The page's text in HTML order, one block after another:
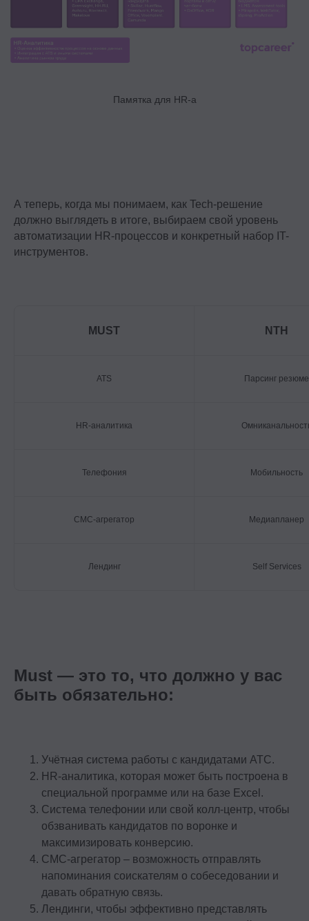
Памятка для HR-a
А теперь, когда мы понимаем, как Tech-решение
должно выглядеть в итоге, выбираем свой уровень
автоматизации HR-процессов и конкретный набор IT-
инструментов.
MUST NTH
ATS Парсинг резюме
HR-аналитика
Телефония Мобильность
СМС-агрегатор Медиапланер
Лендинг Self Services
Must — это то, что должно у вас
быть обязательно:
Учётная система работы с кандидатами АТС.
HR-аналитика, которая может быть построена в
специальной программе или на базе Excel.
Cистема телефонии или свой колл-центр, чтобы
обзванивать кандидатов по воронке и
максимизировать конверсию.
СМС-агрегатор – возможность отправлять
напоминания соискателям о собеседовании и
давать обратную связь.
Лендинги, чтобы эффективно представлять